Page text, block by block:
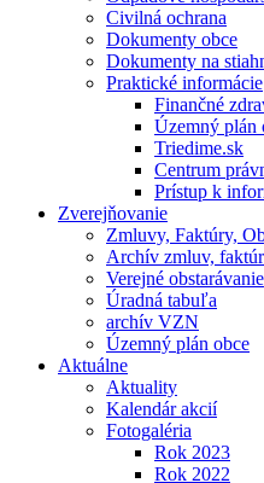
Civilná ochrana
Dokumenty obce
Dokumenty na
Praktické informácie
Finančné
Územný plán
Triedime.sk
Centrum
Prístup k
Zverejňovanie
Zmluvy, Faktúry,
Archív zmluv,
Verejné obstarávanie
Úradná tabuľa
archív VZN
Územný plán obce
Aktuálne
Aktuality
Kalendár akcií
Fotogaléria
Rok 2023
Rok 2022